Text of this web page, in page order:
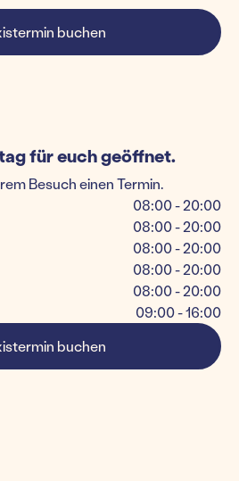
buchen
für euch geöffnet.
Besuch einen Termin.
08:00 - 20:00
08:00 - 20:00
08:00 - 20:00
08:00 - 20:00
08:00 - 20:00
09:00 - 16:00
buchen